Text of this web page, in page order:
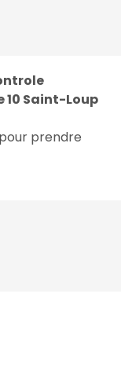
Saint-Loup
prendre